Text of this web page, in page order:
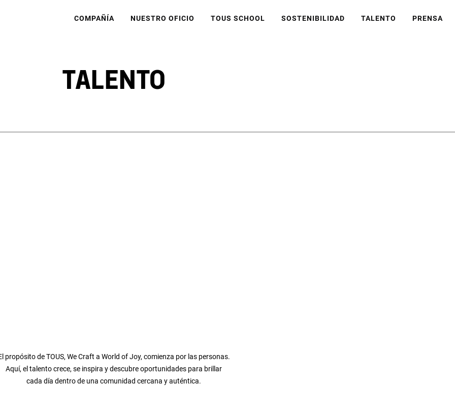
COMPAÑÍA NUESTRO OFICIO TOUS SCHOOL SOSTENIBILIDAD TALENTO PRENSA
TALENTO
propósito de TOUS, We Craft a World of Joy, comienza por las personas.
Aquí, el talento crece, se inspira y descubre oportunidades para brillar
cada día dentro de una comunidad cercana y auténtica.